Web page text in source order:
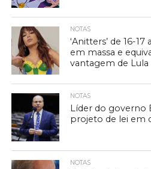
NOTAS
‘Anitters’ de 16-
em massa e
vantagem de
NOTAS
Líder do governo
projeto de lei em
NOTAS